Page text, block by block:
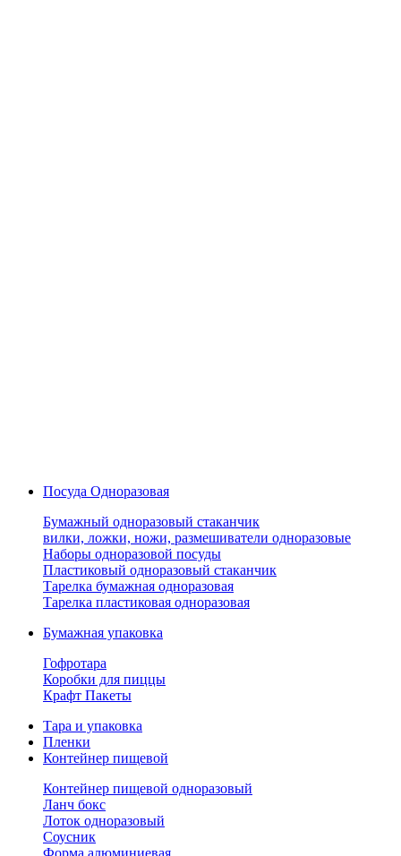
Посуда Одноразовая
Бумажный одноразовый стаканчик
вилки, ложки, ножи, размешиватели одноразовые
Наборы одноразовой посуды
Пластиковый одноразовый стаканчик
Тарелка бумажная одноразовая
Тарелка пластиковая одноразовая
Бумажная упаковка
Гофротара
Коробки для пиццы
Крафт Пакеты
Тара и упаковка
Пленки
Контейнер пищевой
Контейнер пищевой одноразовый
Ланч бокс
Лоток одноразовый
Соусник
Форма алюминиевая